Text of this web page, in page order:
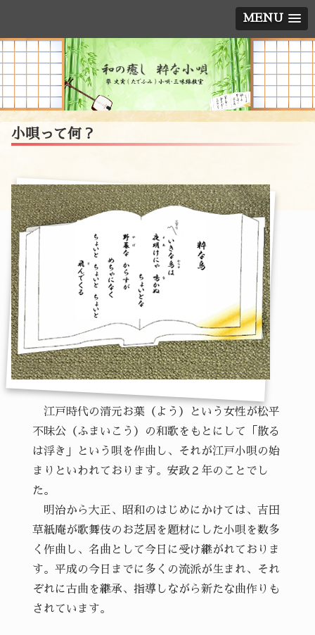
MENU
小唄って何？
江戸時代の清元お葉（よう）という女性が松平
不昧公（ふまいこう）の和歌をもとにして「散る
は浮き」という唄を作曲し、それが江戸小唄の始
まりといわれております。安政２年のことでし
た。
明治から大正、昭和のはじめにかけては、吉田
草紙庵が歌舞伎のお芝居を題材にした小唄を数多
く作曲し、名曲として今日に受け継がれておりま
す。平成の今日までに多くの流派が生まれ、それ
ぞれに古曲を継承、指導しながら新たな曲作りも
されています。